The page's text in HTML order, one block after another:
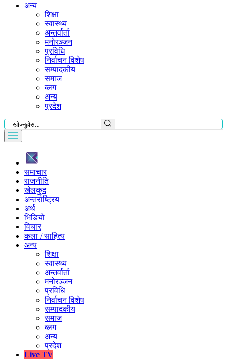
अन्य
शिक्षा
स्वास्थ्य
अन्तर्वार्ता
मनोरञ्जन
प्रविधि
निर्वाचन विशेष
सम्पादकीय
समाज
ब्लग
अन्य
प्रदेश
समाचार
राजनीति
खेलकुद
अन्तर्राष्ट्रिय
अर्थ
भिडियो
विचार
कला / साहित्य
अन्य
शिक्षा
स्वास्थ्य
अन्तर्वार्ता
मनोरञ्जन
प्रविधि
निर्वाचन विशेष
सम्पादकीय
समाज
ब्लग
अन्य
प्रदेश
Live TV